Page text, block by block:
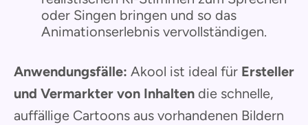
oder Singen bringen und so das
Animationserlebnis vervollständigen.
Anwendungsfälle: Akool ist ideal für Ersteller
und Vermarkter von Inhalten die schnelle,
auffällige Cartoons aus vorhandenen Bildern